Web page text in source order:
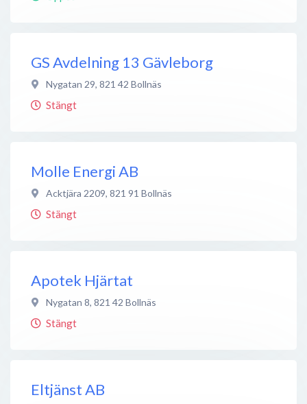
GS Avdelning 13 Gävleborg
Nygatan 29, 821 42 Bollnäs
Stängt
Molle Energi AB
Acktjära 2209, 821 91 Bollnäs
Stängt
Apotek Hjärtat
Nygatan 8, 821 42 Bollnäs
Stängt
Eltjänst AB